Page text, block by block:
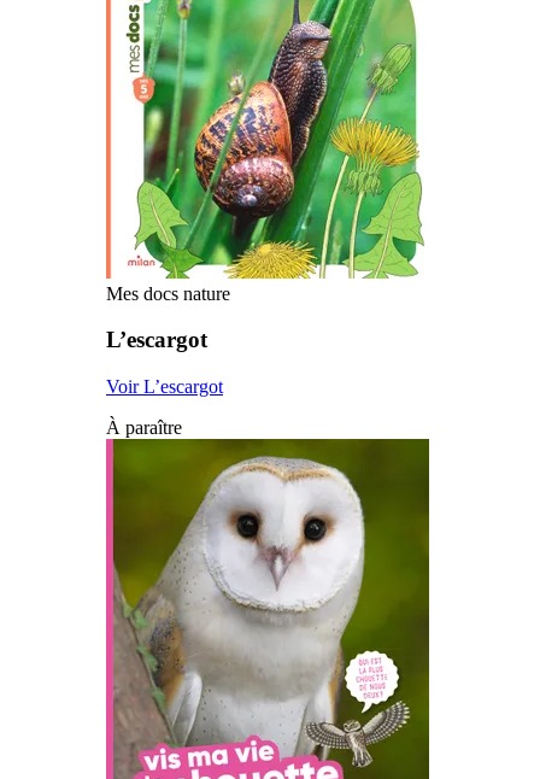
Mes docs nature
L’escargot
Voir L’escargot
À paraître